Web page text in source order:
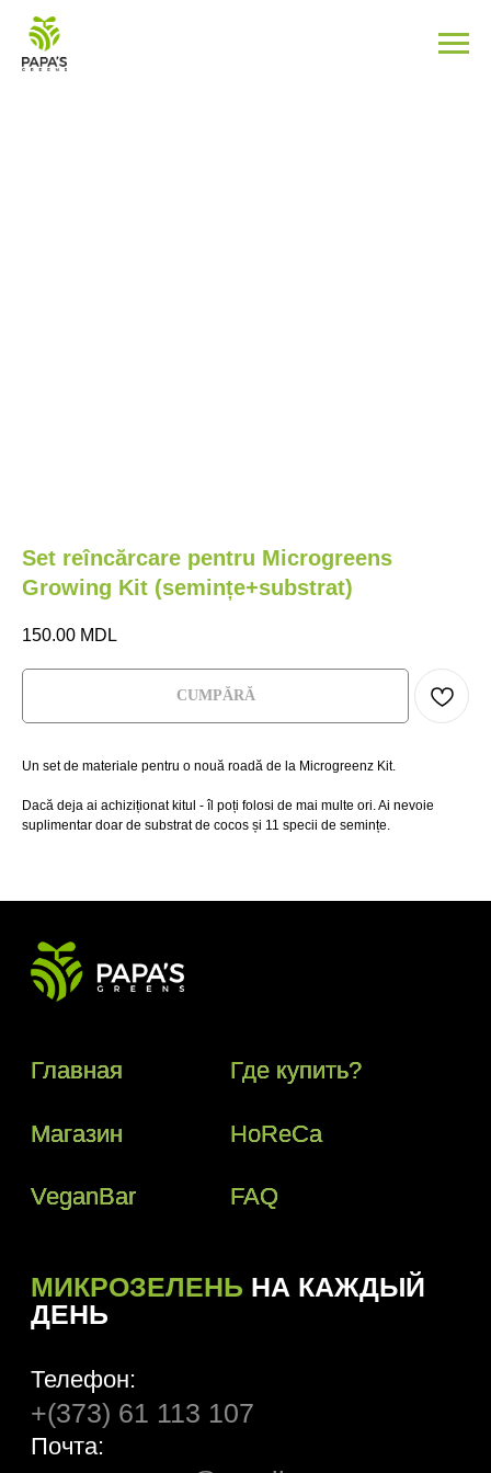
Set reîncărcare pentru Microgreens
Growing Kit (semințe+substrat)
150.00 MDL
СUMPĂRĂ
Un set de materiale pentru o nouă roadă de la Microgreenz Kit.
Dacă deja ai achiziționat kitul - îl poți folosi de mai multe ori. Ai nevoie
suplimentar doar de substrat de cocos și 11 specii de semințe.
Главная
Магазин
Где купить?
HoReCa
© 2018–2024 Papas Greens SRL
Телефон:
+(373) 61 113 107
papasgreens@gmail.com
Политика конфиденциальности
ДЕНЬ
Главная
Магазин
Где купить?
HoReCa